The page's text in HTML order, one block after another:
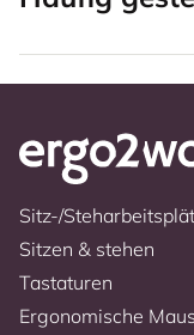
Sitz-/
Sitzen & stehen
Tastaturen
Ergonomische Maus